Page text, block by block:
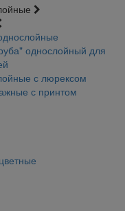
однослойный для
с люрексом
с принтом